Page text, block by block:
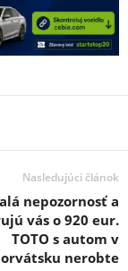
Nasledujúci článok
nepozornosť a
vás o 920 eur.
TOTO s autom v
nerobte